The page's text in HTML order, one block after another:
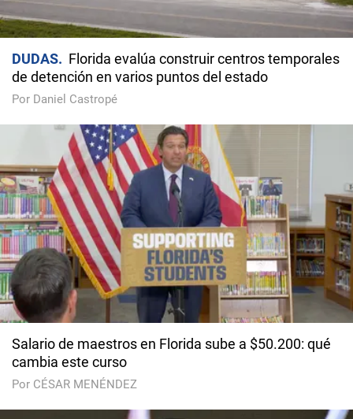
DUDAS
Florida evalúa construir centros temporales
de detención en varios puntos del estado
Por Daniel Castropé
Salario de maestros en Florida sube a $50.200: qué
cambia este curso
Por CÉSAR MENÉNDEZ